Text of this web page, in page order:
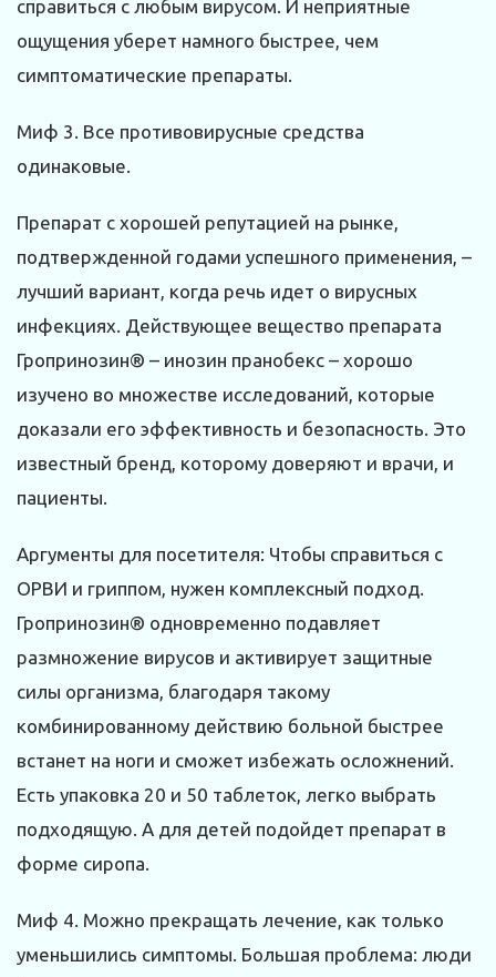
справиться с любым вирусом. И неприятные
ощущения уберет намного быстрее, чем
симптоматические препараты.
Миф 3. Все противовирусные средства
одинаковые.
Препарат с хорошей репутацией на рынке,
подтвержденной годами успешного применения, –
лучший вариант, когда речь идет о вирусных
инфекциях. Действующее вещество препарата
Гропринозин® – инозин пранобекс – хорошо
изучено во множестве исследований, которые
доказали его эффективность и безопасность. Это
известный бренд, которому доверяют и врачи, и
пациенты.
Аргументы для посетителя: Чтобы справиться с
ОРВИ и гриппом, нужен комплексный подход.
Гропринозин® одновременно подавляет
размножение вирусов и активирует защитные
силы организма, благодаря такому
комбинированному действию больной быстрее
встанет на ноги и сможет избежать осложнений.
Есть упаковка 20 и 50 таблеток, легко выбрать
подходящую. А для детей подойдет препарат в
форме сиропа.
Миф 4. Можно прекращать лечение, как только
уменьшились симптомы. Большая проблема: люди